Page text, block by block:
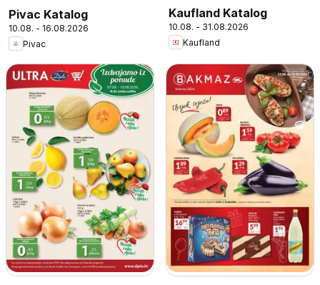
Pivac Katalog
10.08. - 16.08.2026
Pivac
Kaufland Katalog
10.08. - 31.08.2026
Kaufland